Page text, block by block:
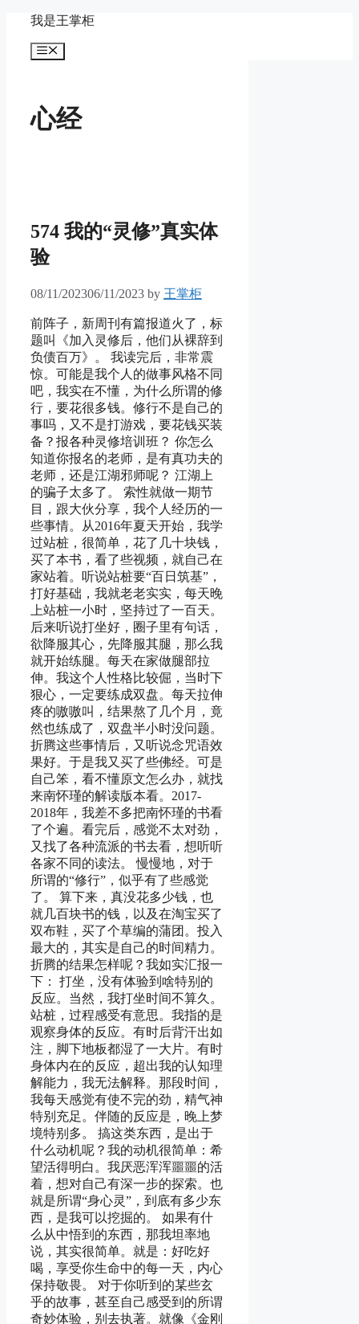
content
我是王掌柜
Menu
心经
574 我的“灵修”真实体
验
08/11/202306/11/2023 by 王掌柜
前阵子，新周刊有篇报道火了，标
题叫《加入灵修后，他们从裸辞到
负债百万》。 我读完后，非常震
惊。可能是我个人的做事风格不同
吧，我实在不懂，为什么所谓的修
行，要花很多钱。修行不是自己的
事吗，又不是打游戏，要花钱买装
备？报各种灵修培训班？ 你怎么
知道你报名的老师，是有真功夫的
老师，还是江湖邪师呢？ 江湖上
的骗子太多了。 索性就做一期节
目，跟大伙分享，我个人经历的一
些事情。从2016年夏天开始，我学
过站桩，很简单，花了几十块钱，
买了本书，看了些视频，就自己在
家站着。听说站桩要“百日筑基”，
打好基础，我就老老实实，每天晚
上站桩一小时，坚持过了一百天。
后来听说打坐好，圈子里有句话，
欲降服其心，先降服其腿，那么我
就开始练腿。每天在家做腿部拉
伸。我这个人性格比较倔，当时下
狠心，一定要练成双盘。每天拉伸
疼的嗷嗷叫，结果熬了几个月，竟
然也练成了，双盘半小时没问题。
折腾这些事情后，又听说念咒语效
果好。于是我又买了些佛经。可是
自己笨，看不懂原文怎么办，就找
来南怀瑾的解读版本看。2017-
2018年，我差不多把南怀瑾的书看
了个遍。看完后，感觉不太对劲，
又找了各种流派的书去看，想听听
各家不同的读法。 慢慢地，对于
所谓的“修行”，似乎有了些感觉
了。 算下来，真没花多少钱，也
就几百块书的钱，以及在淘宝买了
双布鞋，买了个草编的蒲团。投入
最大的，其实是自己的时间精力。
折腾的结果怎样呢？我如实汇报一
下： 打坐，没有体验到啥特别的
反应。当然，我打坐时间不算久。
站桩，过程感受有意思。我指的是
观察身体的反应。有时后背汗出如
注，脚下地板都湿了一大片。有时
身体内在的反应，超出我的认知理
解能力，我无法解释。那段时间，
我每天感觉有使不完的劲，精气神
特别充足。伴随的反应是，晚上梦
境特别多。 搞这类东西，是出于
什么动机呢？我的动机很简单：希
望活得明白。我厌恶浑浑噩噩的活
着，想对自己有深一步的探索。也
就是所谓“身心灵”，到底有多少东
西，是我可以挖掘的。 如果有什
么从中悟到的东西，那我坦率地
说，其实很简单。就是：好吃好
喝，享受你生命中的每一天，内心
保持敬畏。 对于你听到的某些玄
乎的故事，甚至自己感受到的所谓
奇妙体验，别去执著。就像《金刚